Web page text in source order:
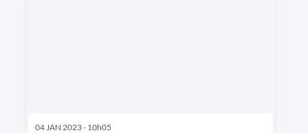
04 JAN 2023 - 10h05